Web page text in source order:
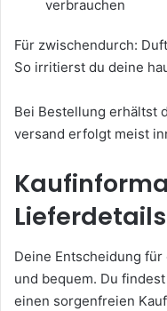
verbrauchen
Für zwischendurch:
So irritierst du deine
Bei Bestellung erhältst
versand erfolgt meist
Lieferdetails
Deine Entscheidung
und bequem. Du
einen sorgenfreien